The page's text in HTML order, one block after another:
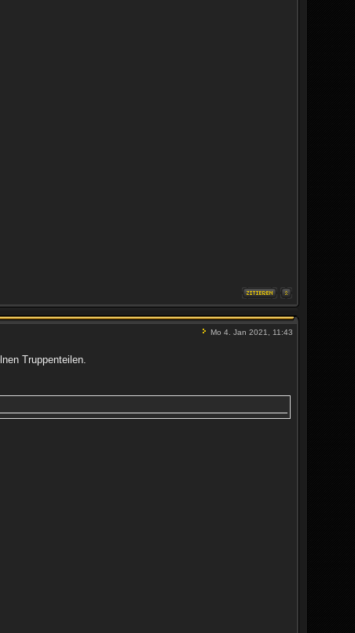
Mo 4. Jan 2021, 11:43
Truppenteilen.